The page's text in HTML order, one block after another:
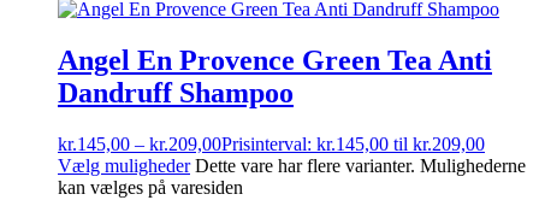
Angel En Provence Green Tea Anti
Dandruff Shampoo
kr.145,00 – kr.209,00Prisinterval: kr.145,00 til kr.209,00
Vælg muligheder Dette vare har flere varianter. Mulighederne
kan vælges på varesiden